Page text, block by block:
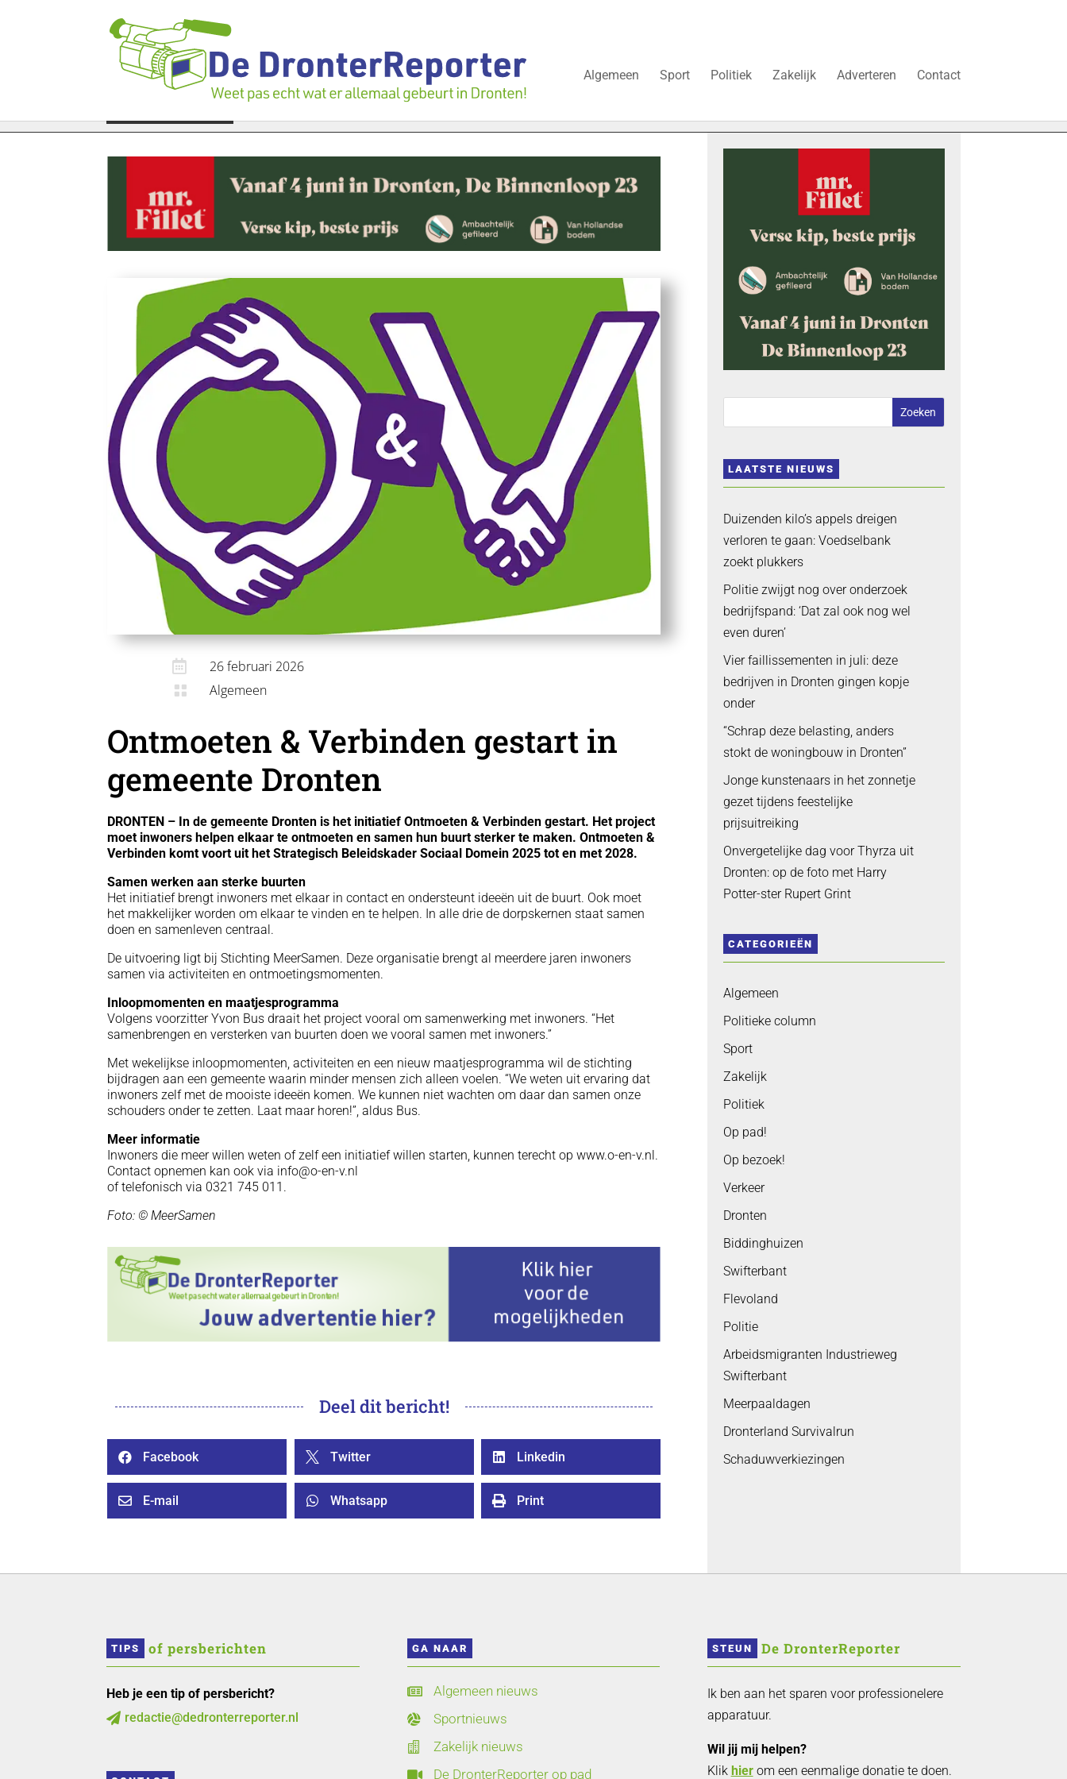
Algemeen Sport Politiek Zakelijk Adverteren Contact
 26 februari 2026
 Algemeen
Ontmoeten & Verbinden gestart in
gemeente Dronten
DRONTEN – In de gemeente Dronten is het initiatief Ontmoeten & Verbinden gestart. Het project
moet inwoners helpen elkaar te ontmoeten en samen hun buurt sterker te maken. Ontmoeten &
Verbinden komt voort uit het Strategisch Beleidskader Sociaal Domein 2025 tot en met 2028.
Samen werken aan sterke buurten
Het initiatief brengt inwoners met elkaar in contact en ondersteunt ideeën uit de buurt. Ook moet
het makkelijker worden om elkaar te vinden en te helpen. In alle drie de dorpskernen staat samen
doen en samenleven centraal.
De uitvoering ligt bij Stichting MeerSamen. Deze organisatie brengt al meerdere jaren inwoners
samen via activiteiten en ontmoetingsmomenten.
Inloopmomenten en maatjesprogramma
Volgens voorzitter Yvon Bus draait het project vooral om samenwerking met inwoners. “Het
samenbrengen en versterken van buurten doen we vooral samen met inwoners.”
Met wekelijkse inloopmomenten, activiteiten en een nieuw maatjesprogramma wil de stichting
bijdragen aan een gemeente waarin minder mensen zich alleen voelen. “We weten uit ervaring dat
inwoners zelf met de mooiste ideeën komen. We kunnen niet wachten om daar dan samen onze
schouders onder te zetten. Laat maar horen!”, aldus Bus.
Meer informatie
Inwoners die meer willen weten of zelf een initiatief willen starten, kunnen terecht op www.o-en-v.nl.
Contact opnemen kan ook via info@o-en-v.nl
of telefonisch via 0321 745 011.
Foto: © MeerSamen
Deel dit bericht!
 Facebook  Twitter  Linkedin
 E-mail  Whatsapp  Print
LAATSTE NIEUWS
Duizenden kilo’s appels dreigen
verloren te gaan: Voedselbank
zoekt plukkers
Politie zwijgt nog over onderzoek
bedrijfspand: ‘Dat zal ook nog wel
even duren’
Vier faillissementen in juli: deze
bedrijven in Dronten gingen kopje
onder
“Schrap deze belasting, anders
stokt de woningbouw in Dronten”
Jonge kunstenaars in het zonnetje
gezet tijdens feestelijke
prijsuitreiking
Onvergetelijke dag voor Thyrza uit
Dronten: op de foto met Harry
Potter-ster Rupert Grint
CATEGORIEËN
Algemeen
Politieke column
Sport
Zakelijk
Politiek
Op pad!
Op bezoek!
Verkeer
Dronten
Biddinghuizen
Swifterbant
Flevoland
Politie
Arbeidsmigranten Industrieweg
Swifterbant
Meerpaaldagen
Dronterland Survivalrun
Schaduwverkiezingen
TIPS of persberichten
Heb je een tip of persbericht?
 redactie@dedronterreporter.nl
GA NAAR
 Algemeen nieuws
 Sportnieuws
 Zakelijk nieuws
 De DronterReporter op pad
STEUN De DronterReporter
Ik ben aan het sparen voor professionelere
apparatuur.
Wil jij mij helpen?
Klik hierom een eenmalige donatie te doen.